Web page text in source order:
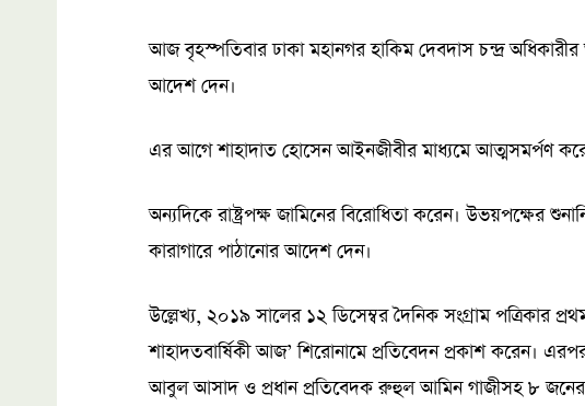
আজ বৃহস্পতিবার ঢাকা মহানগর হাকিম দেবদাস চন্দ্র
আদেশ দেন।
এর আগে শাহাদাত হোসেন আইনজীবীর মাধ্যমে আত্মসমর্পণ
অন্যদিকে রাষ্ট্রপক্ষ জামিনের বিরোধিতা করেন। উভয়পক্ষের
কারাগারে পাঠানোর আদেশ দেন।
উল্লেখ্য, ২০১৯ সালের ১২ ডিসেম্বর দৈনিক সংগ্রাম পত্রিকার
শাহাদতবার্ষিকী আজ’ শিরোনামে প্রতিবেদন প্রকাশ করেন।
আবুল আসাদ ও প্রধান প্রতিবেদক রুহুল আমিন গাজীসহ ৮